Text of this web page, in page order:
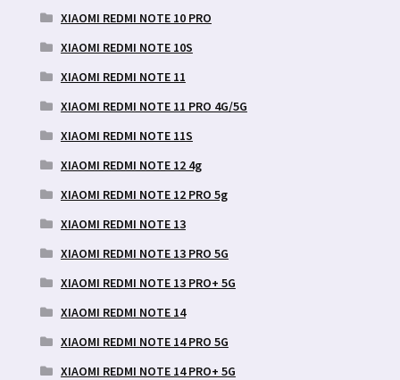
XIAOMI REDMI NOTE 10 PRO
XIAOMI REDMI NOTE 10S
XIAOMI REDMI NOTE 11
XIAOMI REDMI NOTE 11 PRO 4G/5G
XIAOMI REDMI NOTE 11S
XIAOMI REDMI NOTE 12 4g
XIAOMI REDMI NOTE 12 PRO 5g
XIAOMI REDMI NOTE 13
XIAOMI REDMI NOTE 13 PRO 5G
XIAOMI REDMI NOTE 13 PRO+ 5G
XIAOMI REDMI NOTE 14
XIAOMI REDMI NOTE 14 PRO 5G
XIAOMI REDMI NOTE 14 PRO+ 5G